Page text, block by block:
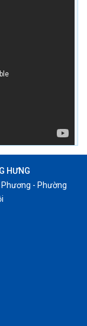
HƯNG
- Phường